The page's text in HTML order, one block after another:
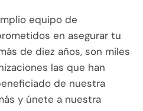
equipo de
en asegurar tu
de diez años, son miles
las que han
de nuestra
y únete a nuestra